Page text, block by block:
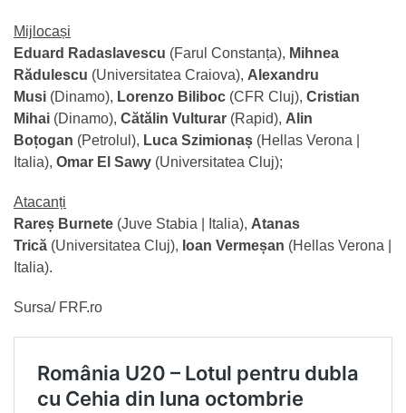
Mijlocași
Eduard Radaslavescu (Farul Constanța), Mihnea
Rădulescu (Universitatea Craiova), Alexandru
Musi (Dinamo), Lorenzo Biliboc (CFR Cluj), Cristian
Mihai (Dinamo), Cătălin Vulturar (Rapid), Alin
Boțogan (Petrolul), Luca Szimionaș (Hellas Verona |
Italia), Omar El Sawy (Universitatea Cluj);
Atacanți
Rareș Burnete (Juve Stabia | Italia), Atanas
Trică (Universitatea Cluj), Ioan Vermeșan (Hellas Verona |
Italia).
Sursa/ FRF.ro